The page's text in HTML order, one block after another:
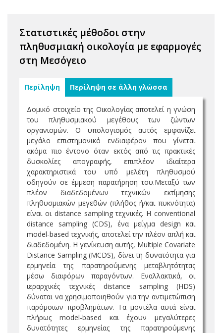
Στατιστικές μέθοδοι στην
πληθυσμιακή οικολογία με εφαρμογές
στη Μεσόγειο
Περίληψη Περίληψη σε άλλη γλώσσα
Δομικό στοιχείο της Οικολογίας αποτελεί η γνώση
του πληθυσμιακού μεγέθους των ζώντων
οργανισμών. Ο υπολογισμός αυτός εμφανίζει
μεγάλο επιστημονικό ενδιαφέρον που γίνεται
ακόμα πιο έντονο όταν εκτός από τις πρακτικές
δυσκολίες απογραφής, επιπλέον ιδιαίτερα
χαρακτηριστικά του υπό μελέτη πληθυσμού
οδηγούν σε έμμεση παρατήρηση του.Μεταξύ των
πλέον διαδεδομένων τεχνικών εκτίμησης
πληθυσμιακών μεγεθών (πλήθος ή/και πυκνότητα)
είναι οι distance sampling τεχνικές. Η conventional
distance sampling (CDS), ένα μείγμα design και
model-based τεχνικής, αποτελεί την πλέον απλή και
διαδεδομένη. Η γενίκευση αυτής, Multiple Covariate
Distance Sampling (MCDS), δίνει τη δυνατότητα για
ερμηνεία της παρατηρούμενης μεταβλητότητας
μέσω διαφόρων παραγόντων. Εναλλακτικά, οι
ιεραρχικές τεχνικές distance sampling (HDS)
δύναται να χρησιμοποιηθούν για την αντιμετώπιση
παρόμοιων προβλημάτων. Τα μοντέλα αυτά είναι
πλήρως model-based και έχουν μεγαλύτερες
δυνατότητες ερμηνείας της παρατηρούμενης